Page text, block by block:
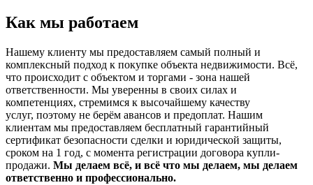
Как мы работаем
Нашему клиенту мы предоставляем самый полный и
комплексный подход к покупке объекта недвижимости. Всё,
что происходит с объектом и торгами - зона нашей
ответственности. Мы уверенны в своих силах и
компетенциях, стремимся к высочайшему качеству
услуг, поэтому не берём авансов и предоплат. Нашим
клиентам мы предоставляем бесплатный гарантийный
сертификат безопасности сделки и юридической защиты,
сроком на 1 год, с момента регистрации договора купли-
продажи. Мы делаем всё, и всё что мы делаем, мы делаем
ответственно и профессионально.